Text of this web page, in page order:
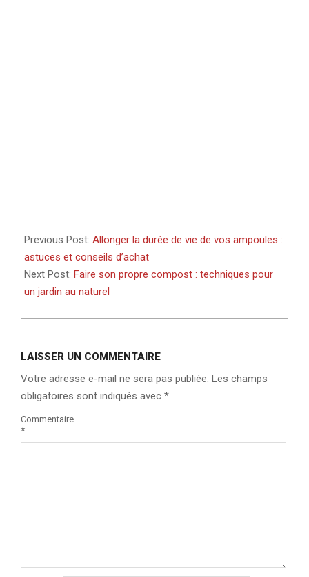
Previous Post: Allonger la durée de vie de vos ampoules :
astuces et conseils d’achat
Next Post: Faire son propre compost : techniques pour
un jardin au naturel
LAISSER UN COMMENTAIRE
Votre adresse e-mail ne sera pas publiée. Les champs
obligatoires sont indiqués avec *
Commentaire
*